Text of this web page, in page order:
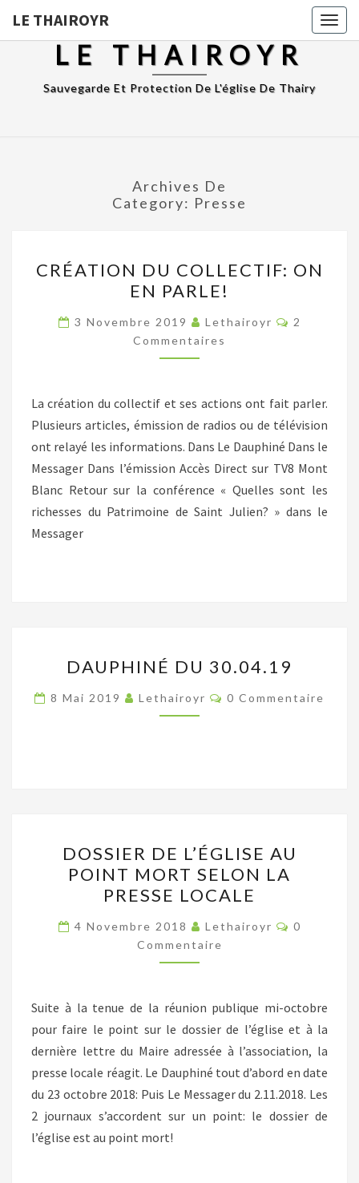
LE THAIROYR
LE THAIROYR
Sauvegarde Et Protection De L'église De Thairy
Archives De
Category: Presse
DU
COLLECTIF:
ON
EN
PARLE!
CRÉATION DU COLLECTIF: ON
EN PARLE!
3 Novembre 2019 Lethairoyr
2
Commentaires
La création du collectif et ses actions ont fait parler.
Plusieurs articles, émission de radios ou de télévision
ont relayé les informations. Dans Le Dauphiné Dans le
Messager Dans l’émission Accès Direct sur TV8 Mont
Blanc Retour sur la conférence « Quelles sont les
richesses du Patrimoine de Saint Julien? » dans le
Messager
DU
30.04.19
DAUPHINÉ DU 30.04.19
8 Mai 2019 Lethairoyr Commentaires
0 Commentaire
DE
L’ÉGLISE
AU
POINT
MORT
SELON
PRESSE
LOCALE
DOSSIER DE L’ÉGLISE AU
POINT MORT SELON LA
PRESSE LOCALE
4 Novembre 2018 Lethairoyr
0
Commentaire
Suite à la tenue de la réunion publique mi-octobre
pour faire le point sur le dossier de l’église et à la
dernière lettre du Maire adressée à l’association, la
presse locale réagit. Le Dauphiné tout d’abord en date
du 23 octobre 2018: Puis Le Messager du 2.11.2018. Les
2 journaux s’accordent sur un point: le dossier de
l’église est au point mort!